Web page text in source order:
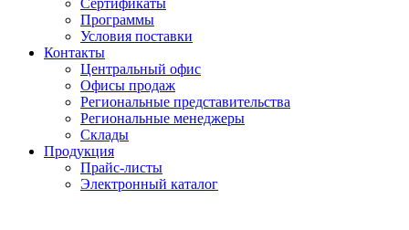
Программы
Условия поставки
Контакты
Центральный офис
Офисы продаж
Региональные представительства
Региональные менеджеры
Склады
Продукция
Прайс-листы
Электронный каталог